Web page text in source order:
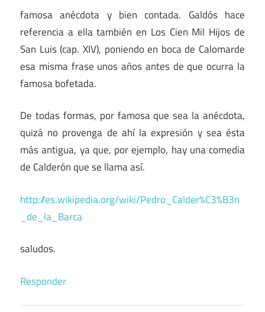
famosa anécdota y bien contada. Galdós hace
referencia a ella también en Los Cien Mil Hijos de
San Luis (cap. XIV), poniendo en boca de Calomarde
esa misma frase unos años antes de que ocurra la
famosa bofetada.
De todas formas, por famosa que sea la anécdota,
quizá no provenga de ahí la expresión y sea ésta
más antigua, ya que, por ejemplo, hay una comedia
de Calderón que se llama así.
http://es.wikipedia.org/wiki/Pedro_Calder%C3%B3n
_de_la_Barca
saludos.
Responder